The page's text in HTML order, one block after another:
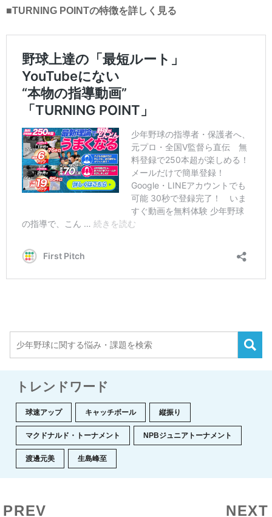
■TURNING POINTの特徴を詳しく見る
トレンドワード
球速アップ キャッチボール 縦振り
マクドナルド・トーナメント NPBジュニアトーナメント
渡邊元美 生島峰至
PREV NEXT